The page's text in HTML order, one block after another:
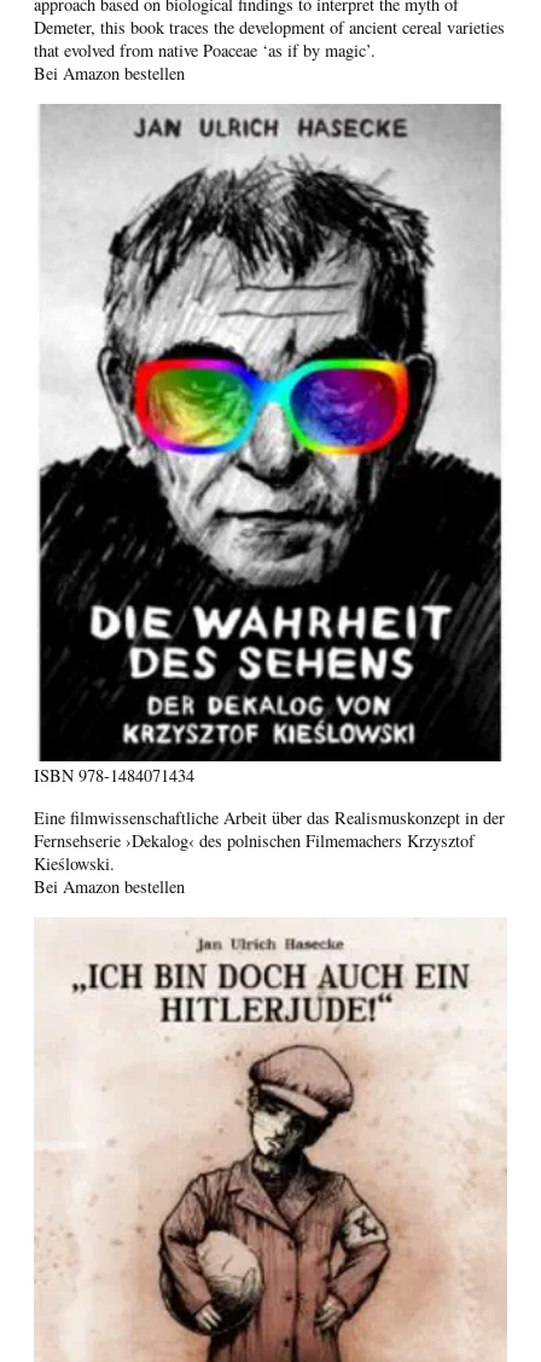
Demeter, this book traces the development of ancient cereal varieties
that evolved from native Poaceae ‘as if by magic’.
Bei Amazon bestellen
ISBN 978-1484071434
Eine filmwissenschaftliche Arbeit über das Realismuskonzept in der
Fernsehserie ›Dekalog‹ des polnischen Filmemachers Krzysztof
Kieślowski.
Bei Amazon bestellen